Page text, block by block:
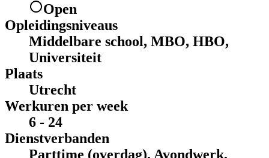
Open
Opleidingsniveaus
Middelbare school, MBO, HBO,
Universiteit
Plaats
Utrecht
Werkuren per week
6 - 24
Dienstverbanden
Parttime (overdag), Avondwerk,